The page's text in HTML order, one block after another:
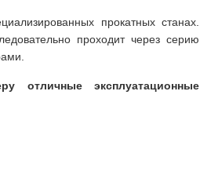
прокатных станах.
проходит через серию
отличные эксплуатационные